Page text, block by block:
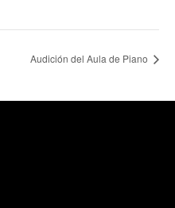
Audición del Aula de Piano